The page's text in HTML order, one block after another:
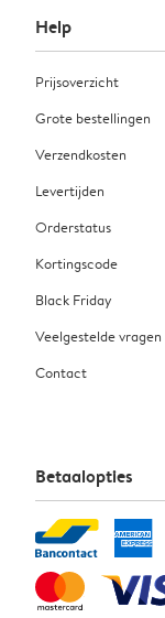
Help
Prijsoverzicht
Grote bestellingen
Verzendkosten
Levertijden
Orderstatus
Kortingscode
Black Friday
Veelgestelde vragen
Contact
Betaalopties